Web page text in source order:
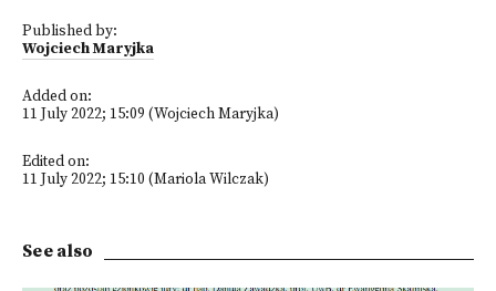
Published by:
Wojciech Maryjka
Added on:
11 July 2022; 15:09 (Wojciech Maryjka)
Edited on:
11 July 2022; 15:10 (Mariola Wilczak)
See also